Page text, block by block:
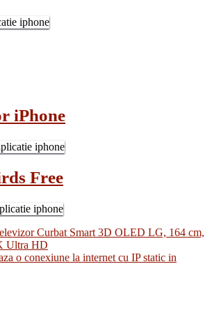
iPhone
Free
Curbat Smart 3D OLED LG, 164 cm,
Ultra HD
o conexiune la internet cu IP static in